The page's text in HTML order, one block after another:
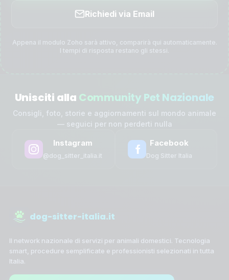
Richiedi via Email
Appena il modulo Zoho sarà attivo, comparirà qui automaticamente.
I tempi di risposta restano gli stessi.
Unisciti alla Community Pet Nazionale
Consigli, foto, storie e aggiornamenti sul mondo animale
— seguici per non perderti nulla
Instagram
@dog_sitter_italia.it
Facebook
Dog Sitter Italia
dog-sitter-italia.it
Il network nazionale di servizi per animali domestici. Tecnologia
smart, procedure semplificate e professionisti selezionati in tutta
Italia.